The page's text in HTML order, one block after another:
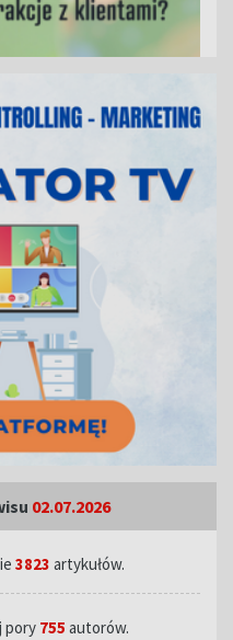
02.07.2026
3823 artykułów.
pory 755 autorów.